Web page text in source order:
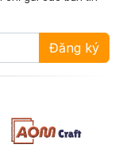
Đăng ký